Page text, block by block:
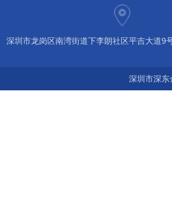
深圳市龙岗区南湾街道下李朗社区平吉大道9
深圳市深